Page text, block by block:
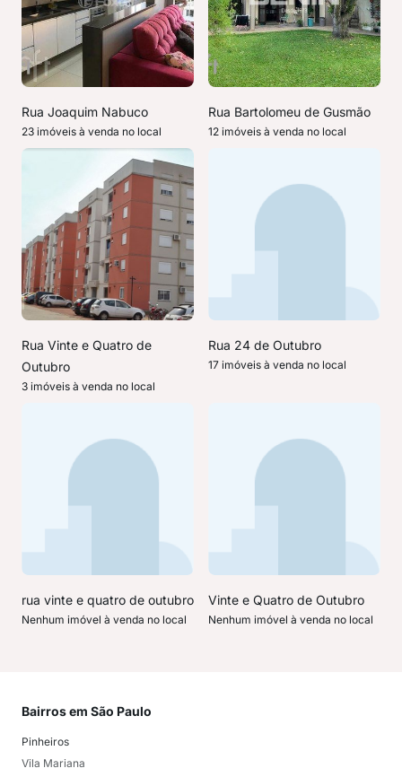
Rua Joaquim Nabuco
23 imóveis à venda no local
Rua Bartolomeu de Gusmão
12 imóveis à venda no local
Rua Vinte e Quatro de
Outubro
3 imóveis à venda no local
Rua 24 de Outubro
17 imóveis à venda no local
rua vinte e quatro de outubro
Nenhum imóvel à venda no local
Vinte e Quatro de Outubro
Nenhum imóvel à venda no local
Bairros em São Paulo
Pinheiros
Vila Mariana